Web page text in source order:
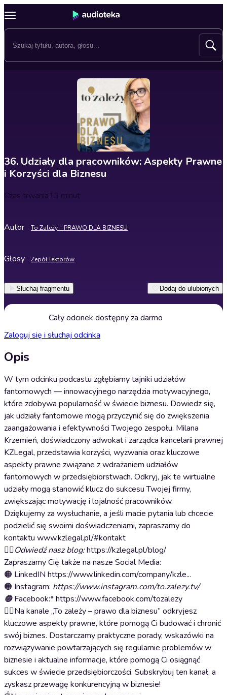
36. Udziały dla pracowników: Aspekty Prawne
i Korzyści dla Biznesu
Czas trwania13 minut
Autor To Zależy – PRAWO DLA BIZNESU
Głosy Zepół lektorów
Słuchaj fragmentu Dodaj do ulubionych
Cały odcinek dostępny za darmo
Zaloguj się i słuchaj odcinka
Opis
W tym odcinku podcastu zgłębiamy tajniki udziałów
fantomowych — innowacyjnego narzędzia motywacyjnego,
które zdobywa popularność w świecie biznesu. Dowiedz się,
jak udziały fantomowe mogą przyczynić się do zwiększenia
zaangażowania i efektywności Twojego zespołu. Milana
Krzemień, doświadczony adwokat i zarządca kancelarii prawnej
KZLegal, przedstawia korzyści, wyzwania oraz kluczowe
aspekty prawne związane z wdrażaniem udziałów
fantomowych w przedsiębiorstwach. Odkryj, jak te wirtualne
udziały mogą stanowić klucz do sukcesu Twojej firmy,
zwiększając motywację i lojalność pracowników.
Dziękujemy za wysłuchanie, a jeśli macie pytania lub chcecie
podzielić się swoimi doświadczeniami, zapraszamy do
kontaktu www.kzlegal.pl/#kontakt
💁‍♂️Odwiedź nasz blog:https://kzlegal.pl/blog/
Zapraszamy Cię także na nasze Social Media:
🟠 LinkedIN https://www.linkedin.com/company/kzle...
🟠 Instagram: https://www.instagram.com/to.zalezy.tv/
🟠Facebook:* https://www.facebook.com/tozalezy
💁‍♂️Na kanale „To zależy – prawo dla biznesu” odkryjesz
kluczowe aspekty prawne, które pomogą Ci budować i chronić
swój biznes. Dostarczamy praktyczne porady, wskazówki na
rozwiązywanie powtarzających się regularnie problemów w
biznesie i aktualne informacje, które pomogą Ci osiągnąć
sukces w świecie przedsiębiorczości. Subskrybuj ten kanał, a
zyskasz przewagę konkurencyjną w biznesie!